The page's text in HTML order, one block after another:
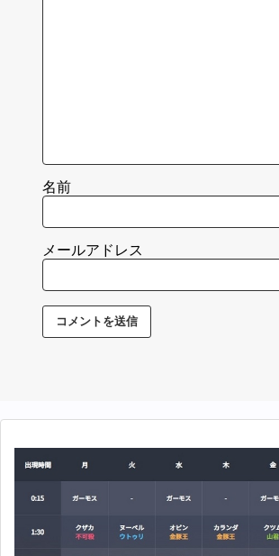
名前
メールアドレス